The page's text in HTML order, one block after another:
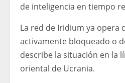
de inteligencia en tiempo
La red de Iridium ya opera
activamente bloqueado o
describe la situación en la
oriental de Ucrania.